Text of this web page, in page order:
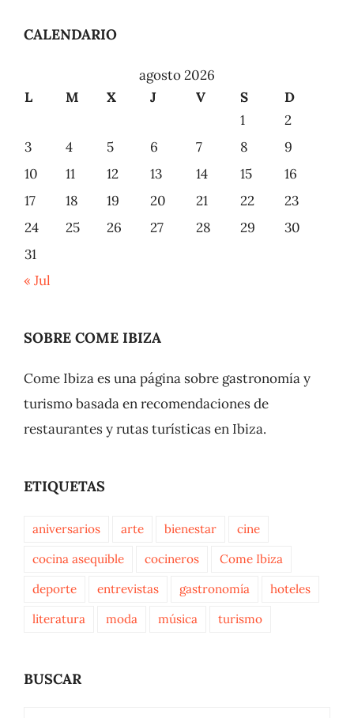
CALENDARIO
agosto 2026
L
M X J V S
D
1
2
3
4 5 6 7 8
9
10
11 12 13 14 15
16
17
18 19 20 21 22
23
24
25 26 27 28 29
30
31
« Jul
SOBRE COME IBIZA
Come Ibiza es una página sobre gastronomía y
turismo basada en recomendaciones de
restaurantes y rutas turísticas en Ibiza.
ETIQUETAS
aniversarios arte bienestar
cine
cocina asequible
cocineros
Come Ibiza
deporte
entrevistas gastronomía
hoteles
literatura
moda música turismo
BUSCAR